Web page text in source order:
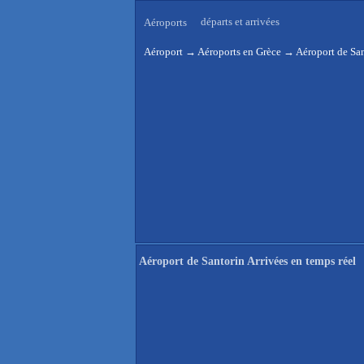
Aéroports départs et arrivées
Aéroport → Aéroports en Grèce → Aéroport de
Aéroport de Santorin Arrivées en temps réel